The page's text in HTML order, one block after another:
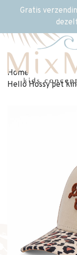
Gratis
Home
Hello Hossy pet